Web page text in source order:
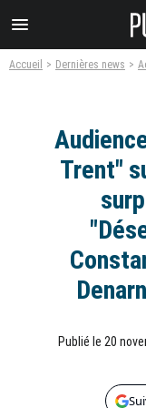
menu
Accueil Dernières news
Trent"
Publié le 20